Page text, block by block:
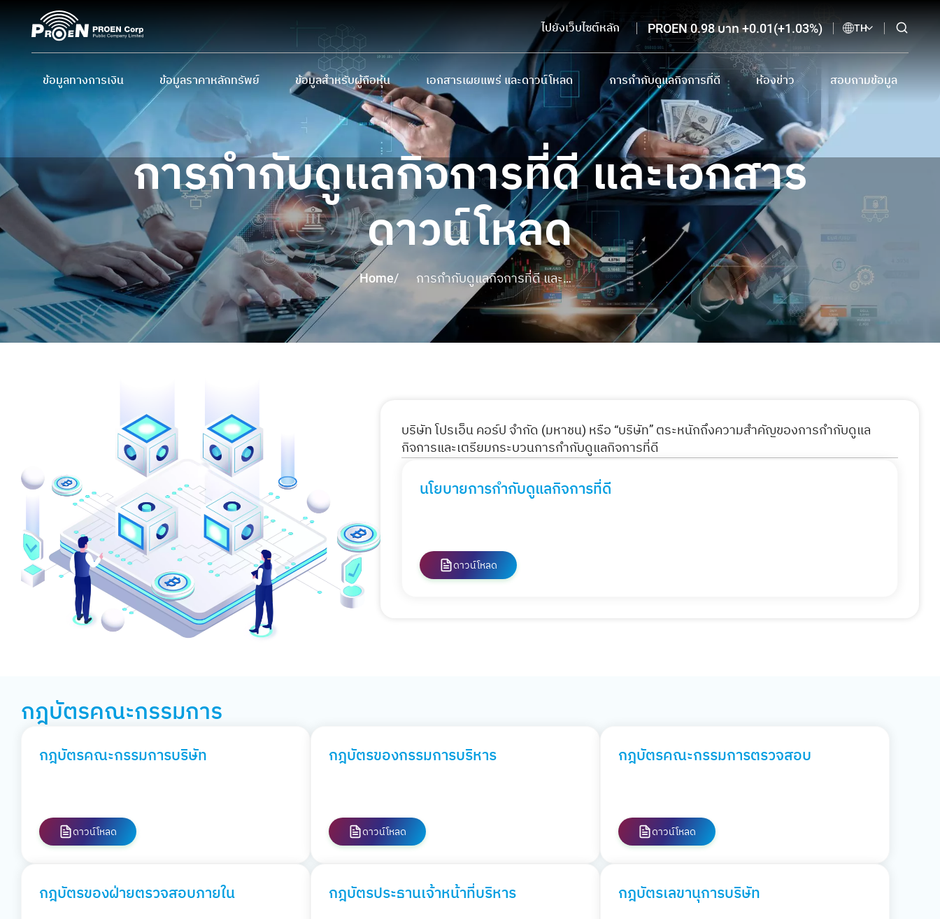
ไปยังเว็บไซต์หลัก PROEN 0.98 บาท +0.01(+1.03%) TH
ข้อมูลทางการเงิน
ข้อมูลสำคัญทางการเงิน
งบการเงิน และ MD&A
ข้อมูลราคาหลักทรัพย์
ราคาหลักทรัพย์
ราคาหลักทรัพย์ย้อนหลัง
ข้อมูลสำหรับผู้ถือหุ้น
ผู้ถือหุ้นรายใหญ่
นโยบายและการจ่ายเงินปันผล
การประชุมผู้ถือหุ้น
ปฏิทินนักลงทุน
ข้อมูลสำหรับผู้ถือใบสำคัญแสดงสิทธิ
เอกสารเผยแพร่ และดาวน์โหลด
หนังสือชี้ชวนเสนอขายหลักทรัพย์
แบบ 56-1 One Report และรายงานประจำปี
รายงานความยั่งยืน
เอกสารนำเสนอและเว็บแคสต์
ดาวน์โหลดเอกสาร
การกำกับดูแลกิจการที่ดี
การกำกับดูแลกิจการที่ดี และเอกสารดาวน์โหลด
นโยบายต่อต้านการทุจริตและแจ้งเบาะแส
ห้องข่าว
ข่าวแจ้งตลาดหลักทรัพย์
ข่าวจากสื่อสิ่งพิมพ์ออนไลน์
การโฆษณาทางสื่ออิเล็กทรอนิกส์
สอบถามข้อมูล
ติดต่อนักลงทุนสัมพันธ์
อีเมลรับข่าวสาร
จรรยาบรรณนักลงทุนสัมพันธ์
การกำกับดูแลกิจการที่ดี และเอกสาร
ดาวน์โหลด
Home/
การกำกับดูแลกิจการที่ดี และ
เอกสารดาวน์โหลด
บริษัท โปรเอ็น คอร์ป จำกัด (มหาชน) หรือ “บริษัท” ตระหนักถึงความสำคัญของการกำกับดูแล
กิจการและเตรียมกระบวนการกำกับดูแลกิจการที่ดี
นโยบายการกำกับดูแลกิจการที่ดี
ดาวน์โหลด
กฎบัตรคณะกรรมการ
กฎบัตรคณะกรรมการบริษัท
ดาวน์โหลด
กฎบัตรของกรรมการบริหาร
ดาวน์โหลด
กฎบัตรคณะกรรมการตรวจสอบ
ดาวน์โหลด
กฎบัตรของฝ่ายตรวจสอบภายใน กฎบัตรประธานเจ้าหน้าที่บริหาร กฎบัตรเลขานุการบริษัท